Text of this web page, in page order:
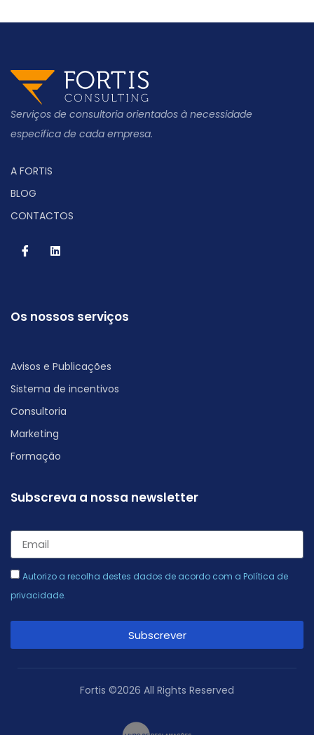
Serviços de consultoria orientados à necessidade
específica de cada empresa.
A FORTIS
BLOG
CONTACTOS
Os nossos serviços
Avisos e Publicações
Sistema de incentivos
Consultoria
Marketing
Formação
Subscreva a nossa newsletter
Autorizo a recolha destes dados de acordo com a Política de
privacidade.
Subscrever
Fortis ©2026 All Rights Reserved